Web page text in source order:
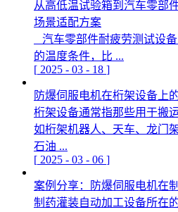
从高低温试验箱到汽车零部
场景适配方案
汽车零部件耐疲劳测试设
的温度条件，比 ...
[ 2025 - 03 - 18 ]
防爆伺服电机在桁架设备上
桁架设备通常指那些用于搬
如桁架机器人、天车、龙门
石油 ...
[ 2025 - 03 - 06 ]
案例分享：防爆伺服电机在
制药灌装自动加工设备所在